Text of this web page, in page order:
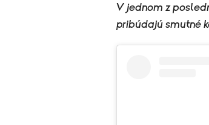
V jednom z
pribúdajú smutné